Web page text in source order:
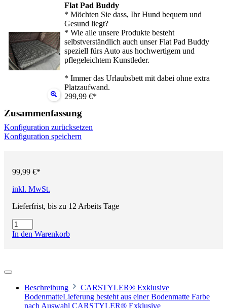
Flat Pad Buddy
* Möchten Sie dass, Ihr Hund bequem und
Gesund liegt?
* Wie alle unsere Produkte besteht
selbstverständlich auch unser Flat Pad Buddy
speziell fürs Auto aus hochwertigem und
pflegeleichtem Kunstleder.
* Immer das Urlaubsbett mit dabei ohne extra
Platzaufwand.
299,99 €*
Zusammenfassung
Konfiguration zurücksetzen
Konfiguration speichern
99,99 €*
inkl. MwSt.
Lieferfrist, bis zu 12 Arbeits Tage
In den Warenkorb
Beschreibung
CARSTYLER® Exklusive
BodenmatteLieferung besteht aus einer Bodenmatte Farbe
nach Auswahl CARSTYLER® Exklusive